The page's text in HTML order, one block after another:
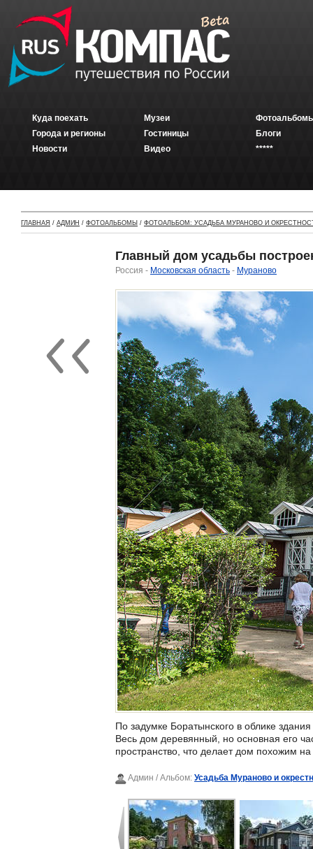
Куда поехать
Города и регионы
Новости
Музеи
Гостиницы
Видео
Блоги
*****
ГЛАВНАЯ / АДМИН / ФОТОАЛЬБОМЫ / ФОТОАЛЬБОМ: УСАДЬБА МУРАНОВО И
Главный дом усадьбы
Россия - Московская область - Мураново
По задумке Боратынского в облике
Весь дом деревянный, но основная его
пространство, что делает дом похожим
Админ / Альбом: Усадьба Мураново и